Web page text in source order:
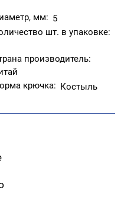
мм: 5
шт. в упаковке:
производитель:
крючка: Костыль